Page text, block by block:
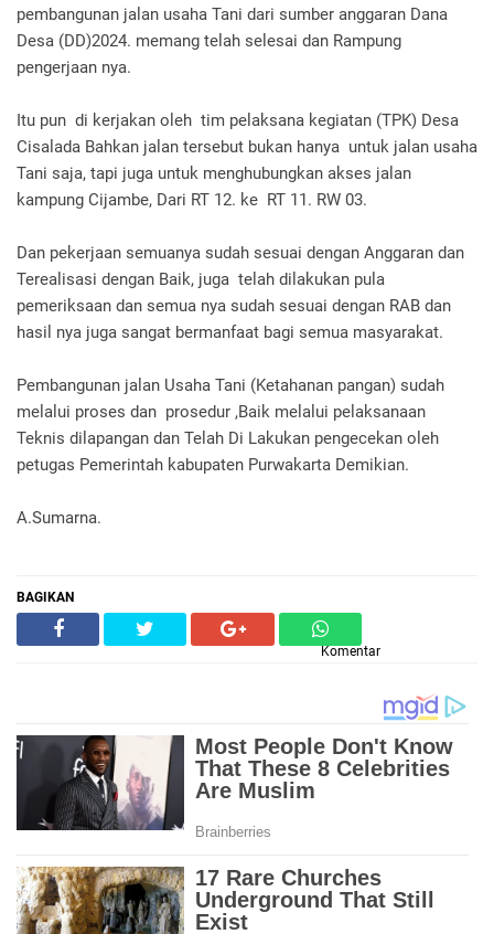
pembangunan jalan usaha Tani dari sumber anggaran Dana
Desa (DD)2024. memang telah selesai dan Rampung
pengerjaan nya.
Itu pun di kerjakan oleh tim pelaksana kegiatan (TPK) Desa
Cisalada Bahkan jalan tersebut bukan hanya untuk jalan usaha
Tani saja, tapi juga untuk menghubungkan akses jalan
kampung Cijambe, Dari RT 12. ke RT 11. RW 03.
Dan pekerjaan semuanya sudah sesuai dengan Anggaran dan
Terealisasi dengan Baik, juga telah dilakukan pula
pemeriksaan dan semua nya sudah sesuai dengan RAB dan
hasil nya juga sangat bermanfaat bagi semua masyarakat.
Pembangunan jalan Usaha Tani (Ketahanan pangan) sudah
melalui proses dan prosedur ,Baik melalui pelaksanaan
Teknis dilapangan dan Telah Di Lakukan pengecekan oleh
petugas Pemerintah kabupaten Purwakarta Demikian.
A.Sumarna.
BAGIKAN
Komentar